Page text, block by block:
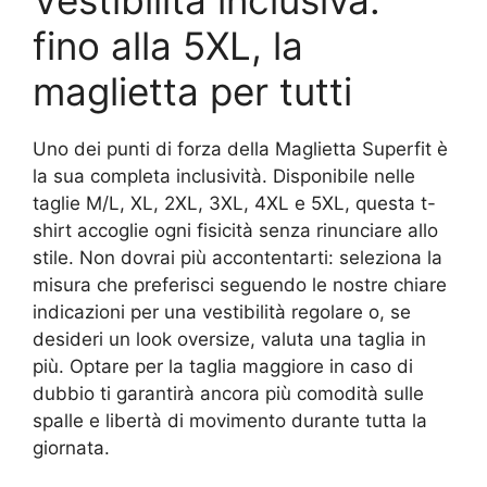
fino alla 5XL, la
maglietta per tutti
Uno dei punti di forza della Maglietta Superfit è
la sua completa inclusività. Disponibile nelle
taglie M/L, XL, 2XL, 3XL, 4XL e 5XL, questa t-
shirt accoglie ogni fisicità senza rinunciare allo
stile. Non dovrai più accontentarti: seleziona la
misura che preferisci seguendo le nostre chiare
indicazioni per una vestibilità regolare o, se
desideri un look oversize, valuta una taglia in
più. Optare per la taglia maggiore in caso di
dubbio ti garantirà ancora più comodità sulle
spalle e libertà di movimento durante tutta la
giornata.